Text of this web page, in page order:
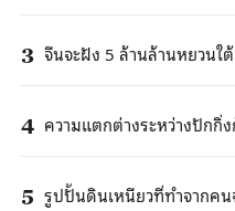
3 จีนจะฝัง 5 ล้านล้านหยวนใ
4 ความแตกต่างระหว่างปักกิ่
5 รูปปั้นดินเหนียวที่ทำจากคน